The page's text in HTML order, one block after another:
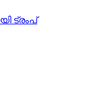
ട്രംപ്